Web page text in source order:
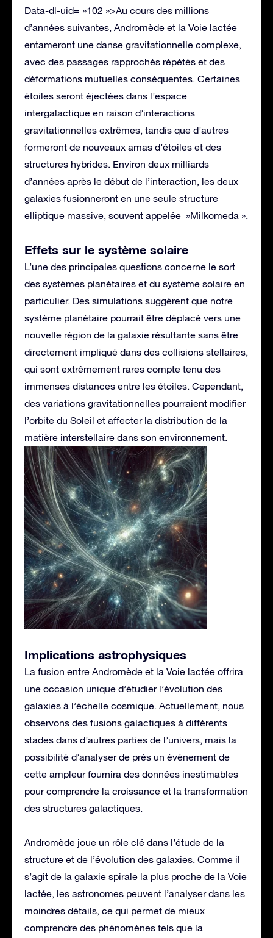
Data-dl-uid= »102 »>Au cours des millions
d’années suivantes, Andromède et la Voie lactée
entameront une danse gravitationnelle complexe,
avec des passages rapprochés répétés et des
déformations mutuelles conséquentes. Certaines
étoiles seront éjectées dans l’espace
intergalactique en raison d’interactions
gravitationnelles extrêmes, tandis que d’autres
formeront de nouveaux amas d’étoiles et des
structures hybrides. Environ deux milliards
d’années après le début de l’interaction, les deux
galaxies fusionneront en une seule structure
elliptique massive, souvent appelée »Milkomeda ».
Effets sur le système solaire
L’une des principales questions concerne le sort
des systèmes planétaires et du système solaire en
particulier. Des simulations suggèrent que notre
système planétaire pourrait être déplacé vers une
nouvelle région de la galaxie résultante sans être
directement impliqué dans des collisions stellaires,
qui sont extrêmement rares compte tenu des
immenses distances entre les étoiles. Cependant,
des variations gravitationnelles pourraient modifier
l’orbite du Soleil et affecter la distribution de la
matière interstellaire dans son environnement.
Implications astrophysiques
La fusion entre Andromède et la Voie lactée offrira
une occasion unique d’étudier l’évolution des
galaxies à l’échelle cosmique. Actuellement, nous
observons des fusions galactiques à différents
stades dans d’autres parties de l’univers, mais la
possibilité d’analyser de près un événement de
cette ampleur fournira des données inestimables
pour comprendre la croissance et la transformation
des structures galactiques.
Andromède joue un rôle clé dans l’étude de la
structure et de l’évolution des galaxies. Comme il
s’agit de la galaxie spirale la plus proche de la Voie
lactée, les astronomes peuvent l’analyser dans les
moindres détails, ce qui permet de mieux
comprendre des phénomènes tels que la